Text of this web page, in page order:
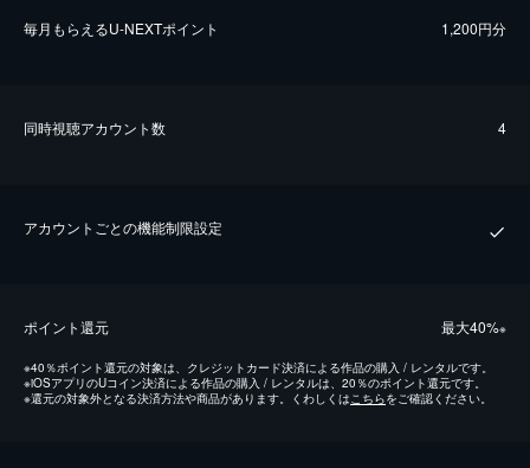
毎⽉もらえるU-NEXTポイント 1,200円分
同時視聴アカウント数 4
アカウントごとの機能制限設定
ポイント還元 最⼤40%※
※40％ポイント還元の対象は、クレジットカード決済による作品の購入 / レンタルです。
※iOSアプリのUコイン決済による作品の購入 / レンタルは、20％のポイント還元です。
※還元の対象外となる決済方法や商品があります。くわしくはこちらをご確認ください。